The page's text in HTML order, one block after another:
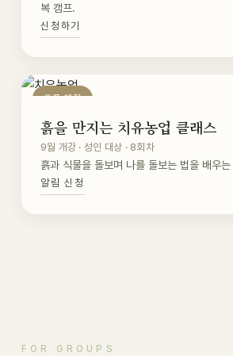
복 캠프.
신청하기
오픈 예정
흙을 만지는 치유농업 클래스
9월 개강 · 성인 대상 · 8회차
흙과 식물을 돌보며 나를 돌보는 법을 배우
알림 신청
FOR GROUPS